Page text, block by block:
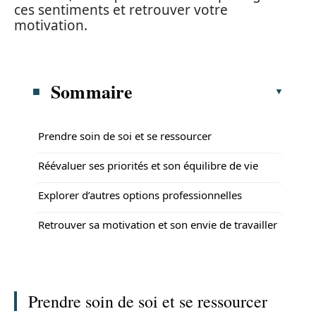
ces sentiments et retrouver votre
motivation.
Sommaire
Prendre soin de soi et se ressourcer
Réévaluer ses priorités et son équilibre de vie
Explorer d’autres options professionnelles
Retrouver sa motivation et son envie de travailler
Prendre soin de soi et se ressourcer